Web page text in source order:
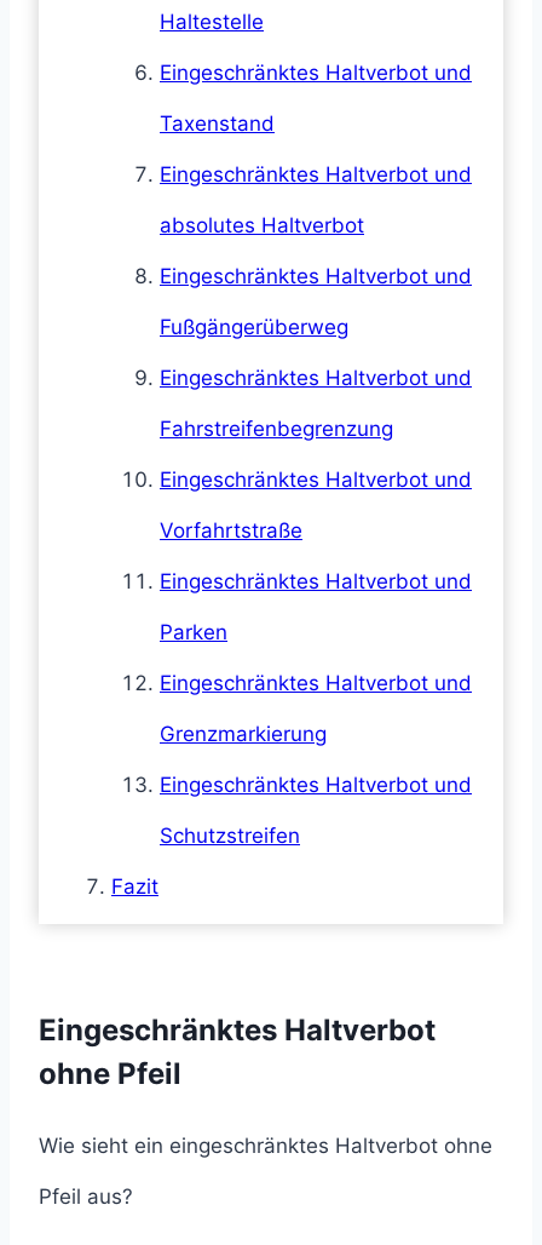
Haltestelle
Eingeschränktes Haltverbot und
Taxenstand
Eingeschränktes Haltverbot und
absolutes Haltverbot
Eingeschränktes Haltverbot und
Fußgängerüberweg
Eingeschränktes Haltverbot und
Fahrstreifenbegrenzung
Eingeschränktes Haltverbot und
Vorfahrtstraße
Eingeschränktes Haltverbot und
Parken
Eingeschränktes Haltverbot und
Grenzmarkierung
Eingeschränktes Haltverbot und
Schutzstreifen
Fazit
Eingeschränktes Haltverbot
ohne Pfeil
Wie sieht ein eingeschränktes Haltverbot ohne
Pfeil aus?